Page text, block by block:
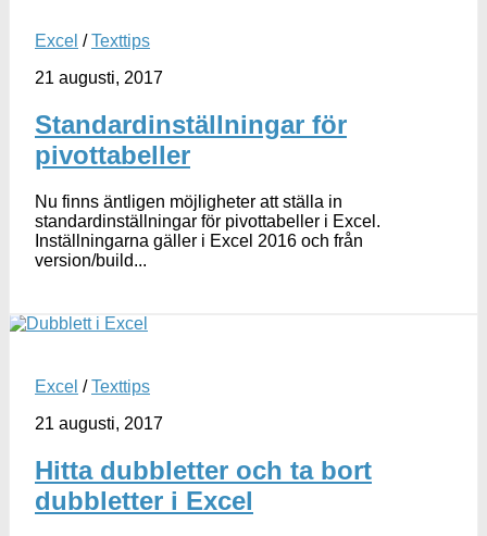
Excel /Texttips
21 augusti, 2017
Standardinställningar för
pivottabeller
Nu finns äntligen möjligheter att ställa in
standardinställningar för pivottabeller i Excel.
Inställningarna gäller i Excel 2016 och från
version/build...
Excel /Texttips
21 augusti, 2017
Hitta dubbletter och ta bort
dubbletter i Excel